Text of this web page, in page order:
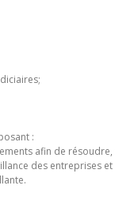
:
afin de résoudre,
des entreprises